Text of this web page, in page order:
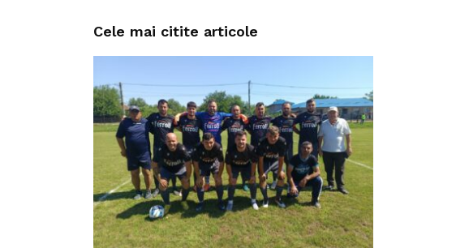
Cele mai citite articole